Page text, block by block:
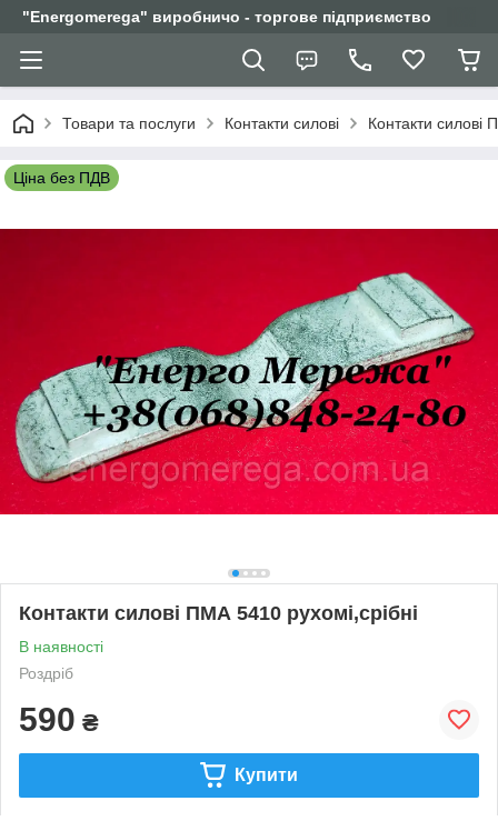
"Еnergomerega" виробничо - торгове підприємство
Товари та послуги Контакти силові Контакти силові
Ціна без ПДВ
Контакти силові ПМА 5410 рухомі,срібні
В наявності
Роздріб
590 ₴
Купити